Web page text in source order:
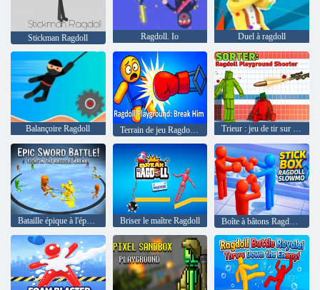
Stickman Ragdoll Ragdoll. Io Duel à ragdoll
Balançoire Ragdoll Terrain de jeu Ragdoll : brisez-le Trieur : jeu de tir sur le terrain de jeu Ragdoll
Bataille épique à l'épée ! Combattez dans la Ragdoll Arena ! Briser le maître Ragdoll Boîte à bâtons Ragdoll Slowmo